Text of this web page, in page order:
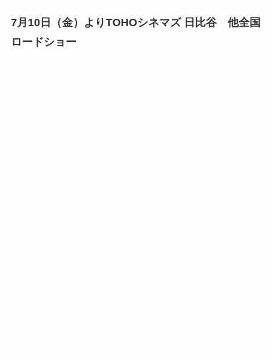
7月10日（金）よりTOHOシネマズ 日比谷 他全国
ロードショー